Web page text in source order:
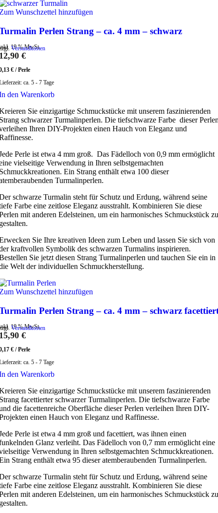
Wunschzettel hinzufügen
Perlen Strang – ca. 4 mm – schwarz
19 % MwSt.
Versandkosten
€
€ /Perle
ca. 5 - 7 Tage
den Warenkorb
Sie einzigartige Schmuckstücke mit unserem faszinierenden
schwarzer Turmalinperlen. Die tiefschwarze Farbe dieser
Ihren DIY-Projekten einen Hauch von Eleganz und
Perle ist etwa 4 mm groß. Das Fädelloch von 0,9 mm ermöglicht
vielseitige Verwendung in Ihren selbstgemachten
Ein Strang enthält etwa 100 dieser
Turmalinperlen.
schwarze Turmalin steht für Schutz und Erdung, während seine
Farbe eine zeitlose Eleganz ausstrahlt. Kombinieren Sie diese
mit anderen Edelsteinen, um ein harmonisches Schmuckstück zu
Sie Ihre kreativen Ideen zum Leben und lassen Sie sich von
kraftvollen Symbolik des schwarzen Turmalins inspirieren.
Sie jetzt diesen Strang Turmalinperlen und tauchen Sie ein in
Welt der individuellen Schmuckherstellung.
Wunschzettel hinzufügen
Perlen Strang – ca. 4 mm – schwarz
19 % MwSt.
Versandkosten
€
€ /Perle
ca. 5 - 7 Tage
den Warenkorb
Sie einzigartige Schmuckstücke mit unserem faszinierenden
facettierter schwarzer Turmalinperlen. Die tiefschwarze Farbe
die facettenreiche Oberfläche dieser Perlen verleihen Ihren DIY-
einen Hauch von Eleganz und Raffinesse.
Perle ist etwa 4 mm groß und facettiert, was ihnen einen
Glanz verleiht. Das Fädelloch von 0,7 mm ermöglicht eine
Verwendung in Ihren selbstgemachten Schmuckkreationen.
Strang enthält etwa 95 dieser atemberaubenden Turmalinperlen.
schwarze Turmalin steht für Schutz und Erdung, während seine
Farbe eine zeitlose Eleganz ausstrahlt. Kombinieren Sie diese
mit anderen Edelsteinen, um ein harmonisches Schmuckstück zu